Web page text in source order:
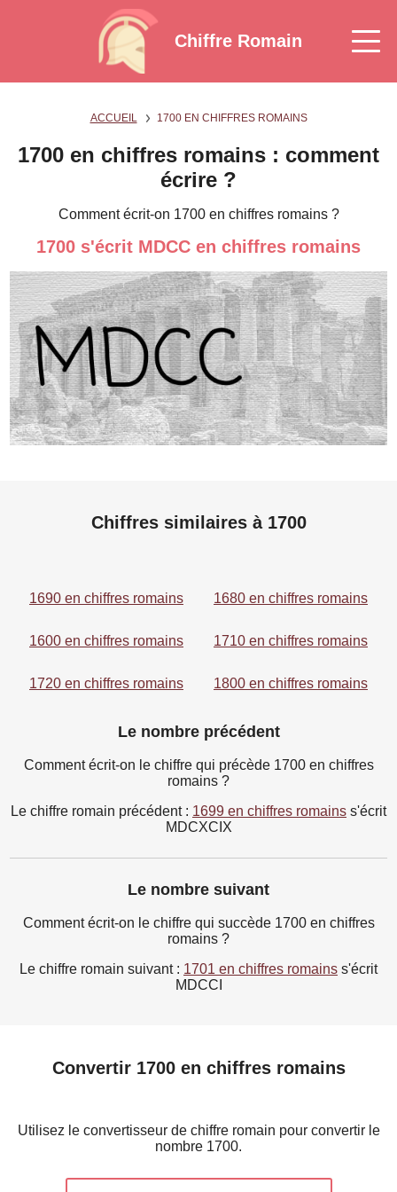
Chiffre Romain
ACCUEIL 1700 EN CHIFFRES ROMAINS
1700 en chiffres romains : comment
écrire ?
Comment écrit-on 1700 en chiffres romains ?
1700 s'écrit MDCC en chiffres romains
Chiffres similaires à 1700
1690 en chiffres romains 1680 en chiffres romains
1600 en chiffres romains 1710 en chiffres romains
1720 en chiffres romains 1800 en chiffres romains
Le nombre précédent
Comment écrit-on le chiffre qui précède 1700 en chiffres
romains ?
Le chiffre romain précédent : 1699 en chiffres romains s'écrit
MDCXCIX
Le nombre suivant
Comment écrit-on le chiffre qui succède 1700 en chiffres
romains ?
Le chiffre romain suivant : 1701 en chiffres romains s'écrit
MDCCI
Convertir 1700 en chiffres romains
Utilisez le convertisseur de chiffre romain pour convertir le
nombre 1700.